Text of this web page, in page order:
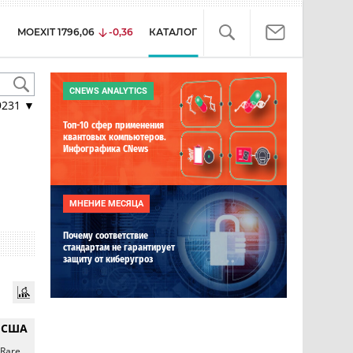
MOEXIT 1796,06 -0,36 КАТАЛОГ
▼
США
CNEWS ANALYTICS
Топ-10 сфер применения
квантовых компьютеров.
Инфографика CNews
МНЕНИЕ МЕСЯЦА
Почему соответствие
стандартам не гарантирует
защиту от киберугроз